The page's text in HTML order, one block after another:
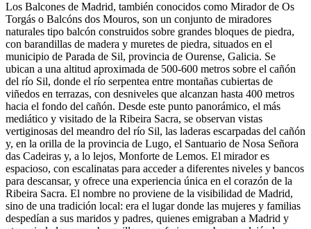
Los Balcones de Madrid, también conocidos como Mirador de Os
Torgás o Balcóns dos Mouros, son un conjunto de miradores
naturales tipo balcón construidos sobre grandes bloques de piedra,
con barandillas de madera y muretes de piedra, situados en el
municipio de Parada de Sil, provincia de Ourense, Galicia. Se
ubican a una altitud aproximada de 500-600 metros sobre el cañón
del río Sil, donde el río serpentea entre montañas cubiertas de
viñedos en terrazas, con desniveles que alcanzan hasta 400 metros
hacia el fondo del cañón. Desde este punto panorámico, el más
mediático y visitado de la Ribeira Sacra, se observan vistas
vertiginosas del meandro del río Sil, las laderas escarpadas del cañón
y, en la orilla de la provincia de Lugo, el Santuario de Nosa Señora
das Cadeiras y, a lo lejos, Monforte de Lemos. El mirador es
espacioso, con escalinatas para acceder a diferentes niveles y bancos
para descansar, y ofrece una experiencia única en el corazón de la
Ribeira Sacra. El nombre no proviene de la visibilidad de Madrid,
sino de una tradición local: era el lugar donde las mujeres y familias
despedían a sus maridos y padres, quienes emigraban a Madrid y